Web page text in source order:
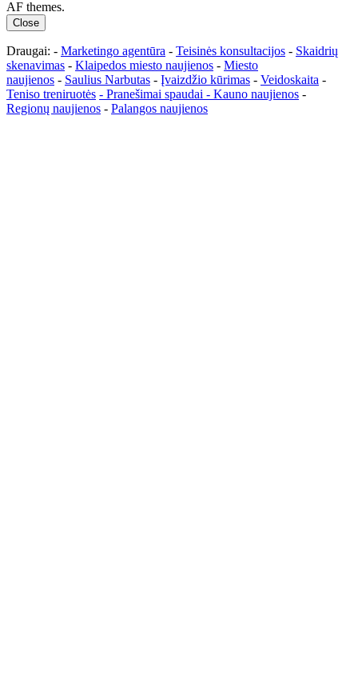
AF themes.
Close
Draugai: - Marketingo agentūra - Teisinės konsultacijos - Skaidrių
skenavimas - Klaipedos miesto naujienos - Miesto
naujienos - Saulius Narbutas - Įvaizdžio kūrimas - Veidoskaita -
Teniso treniruotės - Pranešimai spaudai - Kauno naujienos -
Regionų naujienos - Palangos naujienos